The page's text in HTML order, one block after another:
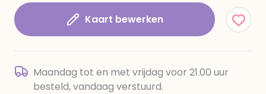
Kaart bewerken
Maandag tot en met vrijdag voor 21.00 uur
besteld, vandaag verstuurd.